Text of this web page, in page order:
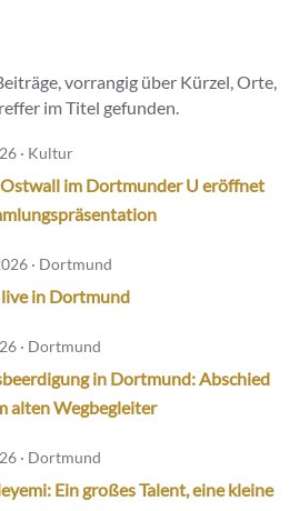
vorrangig über Kürzel, Orte,
im Titel gefunden.
· Kultur
im Dortmunder U eröffnet
· Dortmund
in Dortmund
· Dortmund
in Dortmund: Abschied
alten Wegbegleiter
· Dortmund
Ein großes Talent, eine kleine